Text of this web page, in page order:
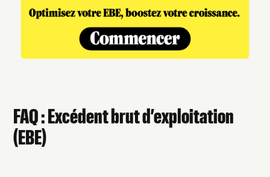
FAQ : Excédent brut d’exploitation
(EBE)